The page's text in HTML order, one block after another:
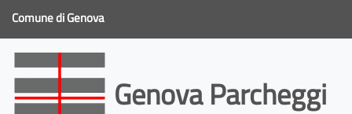
Comune di Genova
Genova Parcheggi